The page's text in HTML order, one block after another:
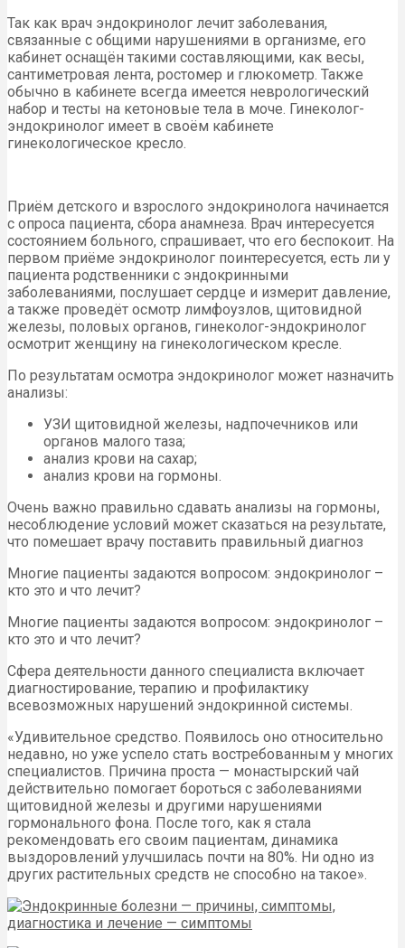
Так как врач эндокринолог лечит заболевания,
связанные с общими нарушениями в организме, его
кабинет оснащён такими составляющими, как весы,
сантиметровая лента, ростомер и глюкометр. Также
обычно в кабинете всегда имеется неврологический
набор и тесты на кетоновые тела в моче. Гинеколог-
эндокринолог имеет в своём кабинете
гинекологическое кресло.
Приём детского и взрослого эндокринолога начинается
с опроса пациента, сбора анамнеза. Врач интересуется
состоянием больного, спрашивает, что его беспокоит. На
первом приёме эндокринолог поинтересуется, есть ли у
пациента родственники с эндокринными
заболеваниями, послушает сердце и измерит давление,
а также проведёт осмотр лимфоузлов, щитовидной
железы, половых органов, гинеколог-эндокринолог
осмотрит женщину на гинекологическом кресле.
По результатам осмотра эндокринолог может назначить
анализы:
УЗИ щитовидной железы, надпочечников или
органов малого таза;
анализ крови на сахар;
анализ крови на гормоны.
Очень важно правильно сдавать анализы на гормоны,
несоблюдение условий может сказаться на результате,
что помешает врачу поставить правильный диагноз
Многие пациенты задаются вопросом: эндокринолог –
кто это и что лечит?
Многие пациенты задаются вопросом: эндокринолог –
кто это и что лечит?
Сфера деятельности данного специалиста включает
диагностирование, терапию и профилактику
всевозможных нарушений эндокринной системы.
«Удивительное средство. Появилось оно относительно
недавно, но уже успело стать востребованным у многих
специалистов. Причина проста — монастырский чай
действительно помогает бороться с заболеваниями
щитовидной железы и другими нарушениями
гормонального фона. После того, как я стала
рекомендовать его своим пациентам, динамика
выздоровлений улучшилась почти на 80%. Ни одно из
других растительных средств не способно на такое».